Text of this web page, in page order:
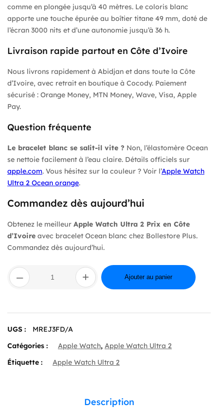
comme en plongée jusqu’à 40 mètres. Le coloris blanc
apporte une touche épurée au boîtier titane 49 mm, doté de
l’écran 3000 nits et d’une autonomie jusqu’à 36 h.
Livraison rapide partout en Côte d’Ivoire
Nous livrons rapidement à Abidjan et dans toute la Côte
d’Ivoire, avec retrait en boutique à Cocody. Paiement
sécurisé : Orange Money, MTN Money, Wave, Visa, Apple
Pay.
Question fréquente
Le bracelet blanc se salit-il vite ? Non, l’élastomère Ocean
se nettoie facilement à l’eau claire. Détails officiels sur
apple.com. Vous hésitez sur la couleur ? Voir l’Apple Watch
Ultra 2 Ocean orange.
Commandez dès aujourd’hui
Obtenez le meilleur Apple Watch Ultra 2 Prix en Côte
d’Ivoire avec bracelet Ocean blanc chez Bollestore Plus.
Commandez dès aujourd’hui.
–
quantité
de
Apple
2
+
Titanium
Case
Blanc
+ Ajouter au panier
UGS :
MREJ3FD/A
Catégories :
Apple Watch, Apple Watch Ultra 2
Étiquette :
Apple Watch Ultra 2
Description